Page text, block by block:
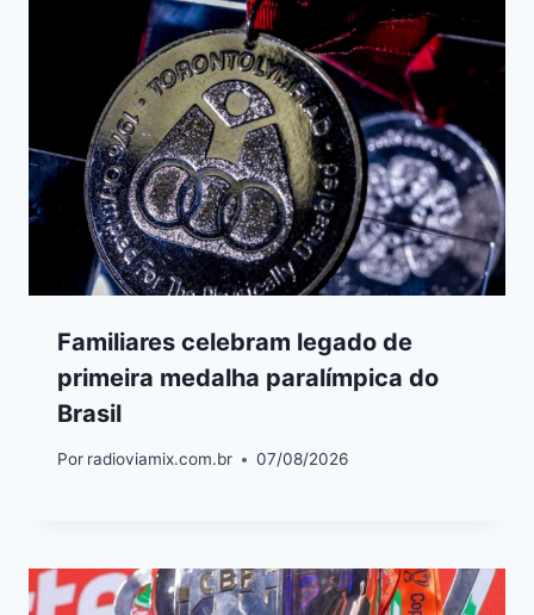
Familiares celebram legado de
primeira medalha paralímpica do
Brasil
Por radioviamix.com.br 07/08/2026